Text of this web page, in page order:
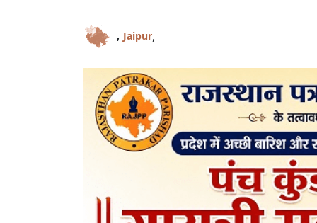
, Jaipur,